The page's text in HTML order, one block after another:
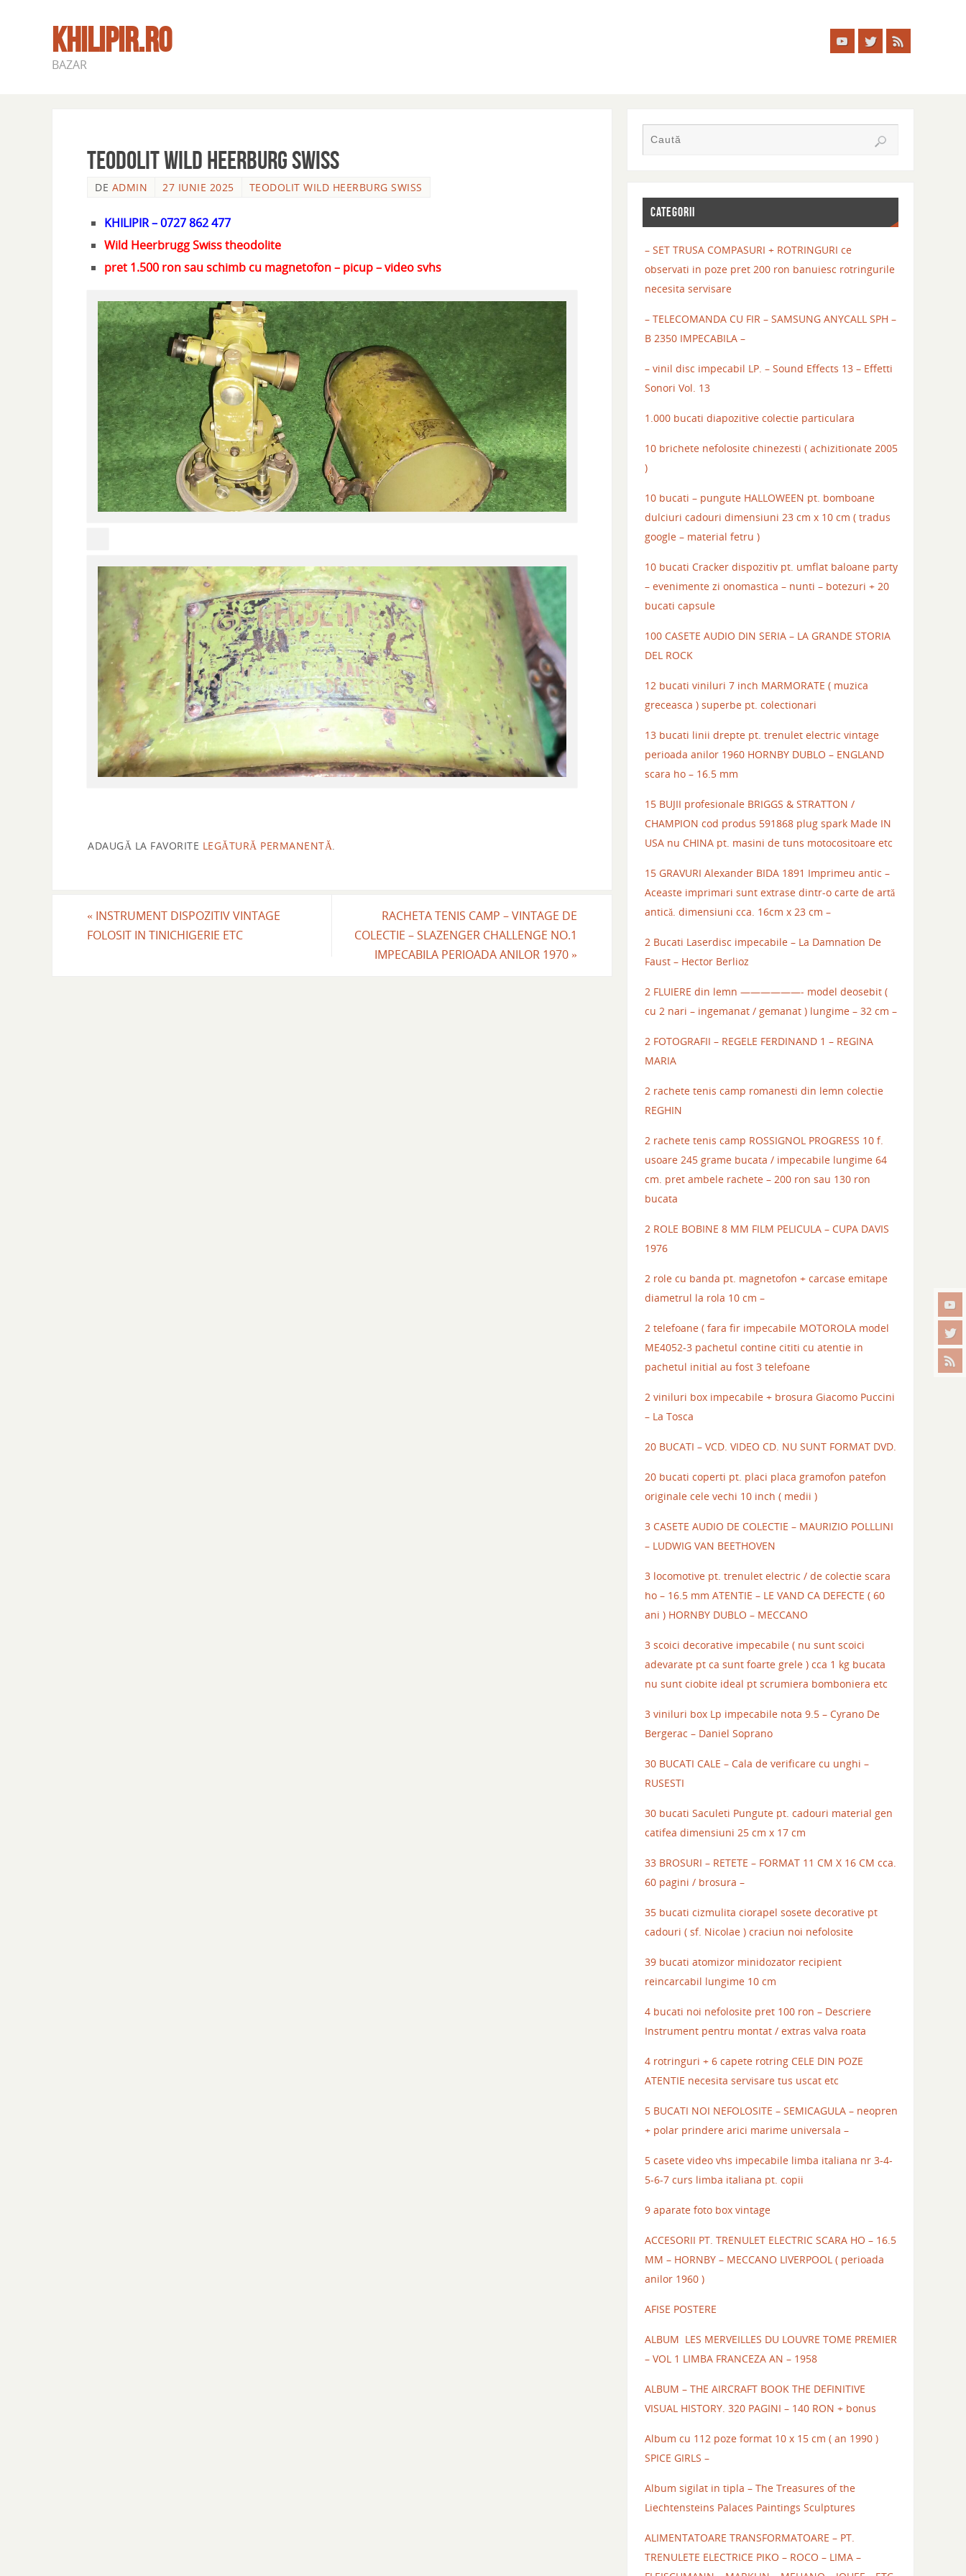
KHILIPIR.RO
BAZAR
TEODOLIT WILD HEERBURG SWISS
DE ADMIN 27 IUNIE 2025 TEODOLIT WILD HEERBURG SWISS
KHILIPIR – 0727 862 477
Wild Heerbrugg Swiss theodolite
pret 1.500 ron sau schimb cu magnetofon – picup – video svhs
ADAUGĂ LA FAVORITE LEGĂTURĂ PERMANENTĂ.
« INSTRUMENT DISPOZITIV VINTAGE
FOLOSIT IN TINICHIGERIE ETC
RACHETA TENIS CAMP – VINTAGE DE
COLECTIE – SLAZENGER CHALLENGE NO.1
IMPECABILA PERIOADA ANILOR 1970 »
CATEGORII
– SET TRUSA COMPASURI + ROTRINGURI ce
observati in poze pret 200 ron banuiesc rotringurile
necesita servisare
– TELECOMANDA CU FIR – SAMSUNG ANYCALL SPH –
B 2350 IMPECABILA –
– vinil disc impecabil LP. – Sound Effects 13 – Effetti
Sonori Vol. 13
1.000 bucati diapozitive colectie particulara
10 brichete nefolosite chinezesti ( achizitionate 2005
)
10 bucati – pungute HALLOWEEN pt. bomboane
dulciuri cadouri dimensiuni 23 cm x 10 cm ( tradus
google – material fetru )
10 bucati Cracker dispozitiv pt. umflat baloane party
– evenimente zi onomastica – nunti – botezuri + 20
bucati capsule
100 CASETE AUDIO DIN SERIA – LA GRANDE STORIA
DEL ROCK
12 bucati viniluri 7 inch MARMORATE ( muzica
greceasca ) superbe pt. colectionari
13 bucati linii drepte pt. trenulet electric vintage
perioada anilor 1960 HORNBY DUBLO – ENGLAND
scara ho – 16.5 mm
15 BUJII profesionale BRIGGS & STRATTON /
CHAMPION cod produs 591868 plug spark Made IN
USA nu CHINA pt. masini de tuns motocositoare etc
15 GRAVURI Alexander BIDA 1891 Imprimeu antic –
Aceaste imprimari sunt extrase dintr-o carte de artă
antică. dimensiuni cca. 16cm x 23 cm –
2 Bucati Laserdisc impecabile – La Damnation De
Faust – Hector Berlioz
2 FLUIERE din lemn ——————- model deosebit (
cu 2 nari – ingemanat / gemanat ) lungime – 32 cm –
2 FOTOGRAFII – REGELE FERDINAND 1 – REGINA
MARIA
2 rachete tenis camp romanesti din lemn colectie
REGHIN
2 rachete tenis camp ROSSIGNOL PROGRESS 10 f.
usoare 245 grame bucata / impecabile lungime 64
cm. pret ambele rachete – 200 ron sau 130 ron
bucata
2 ROLE BOBINE 8 MM FILM PELICULA – CUPA DAVIS
1976
2 role cu banda pt. magnetofon + carcase emitape
diametrul la rola 10 cm –
2 telefoane ( fara fir impecabile MOTOROLA model
ME4052-3 pachetul contine cititi cu atentie in
pachetul initial au fost 3 telefoane
2 viniluri box impecabile + brosura Giacomo Puccini
– La Tosca
20 BUCATI – VCD. VIDEO CD. NU SUNT FORMAT DVD.
20 bucati coperti pt. placi placa gramofon patefon
originale cele vechi 10 inch ( medii )
3 CASETE AUDIO DE COLECTIE – MAURIZIO POLLLINI
– LUDWIG VAN BEETHOVEN
3 locomotive pt. trenulet electric / de colectie scara
ho – 16.5 mm ATENTIE – LE VAND CA DEFECTE ( 60
ani ) HORNBY DUBLO – MECCANO
3 scoici decorative impecabile ( nu sunt scoici
adevarate pt ca sunt foarte grele ) cca 1 kg bucata
nu sunt ciobite ideal pt scrumiera bomboniera etc
3 viniluri box Lp impecabile nota 9.5 – Cyrano De
Bergerac – Daniel Soprano
30 BUCATI CALE – Cala de verificare cu unghi –
RUSESTI
30 bucati Saculeti Pungute pt. cadouri material gen
catifea dimensiuni 25 cm x 17 cm
33 BROSURI – RETETE – FORMAT 11 CM X 16 CM cca.
60 pagini / brosura –
35 bucati cizmulita ciorapel sosete decorative pt
cadouri ( sf. Nicolae ) craciun noi nefolosite
39 bucati atomizor minidozator recipient
reincarcabil lungime 10 cm
4 bucati noi nefolosite pret 100 ron – Descriere
Instrument pentru montat / extras valva roata
4 rotringuri + 6 capete rotring CELE DIN POZE
ATENTIE necesita servisare tus uscat etc
5 BUCATI NOI NEFOLOSITE – SEMICAGULA – neopren
+ polar prindere arici marime universala –
5 casete video vhs impecabile limba italiana nr 3-4-
5-6-7 curs limba italiana pt. copii
9 aparate foto box vintage
ACCESORII PT. TRENULET ELECTRIC SCARA HO – 16.5
MM – HORNBY – MECCANO LIVERPOOL ( perioada
anilor 1960 )
AFISE POSTERE
ALBUM LES MERVEILLES DU LOUVRE TOME PREMIER
– VOL 1 LIMBA FRANCEZA AN – 1958
ALBUM – THE AIRCRAFT BOOK THE DEFINITIVE
VISUAL HISTORY. 320 PAGINI – 140 RON + bonus
Album cu 112 poze format 10 x 15 cm ( an 1990 )
SPICE GIRLS –
Album sigilat in tipla – The Treasures of the
Liechtensteins Palaces Paintings Sculptures
ALIMENTATOARE TRANSFORMATOARE – PT.
TRENULETE ELECTRICE PIKO – ROCO – LIMA –